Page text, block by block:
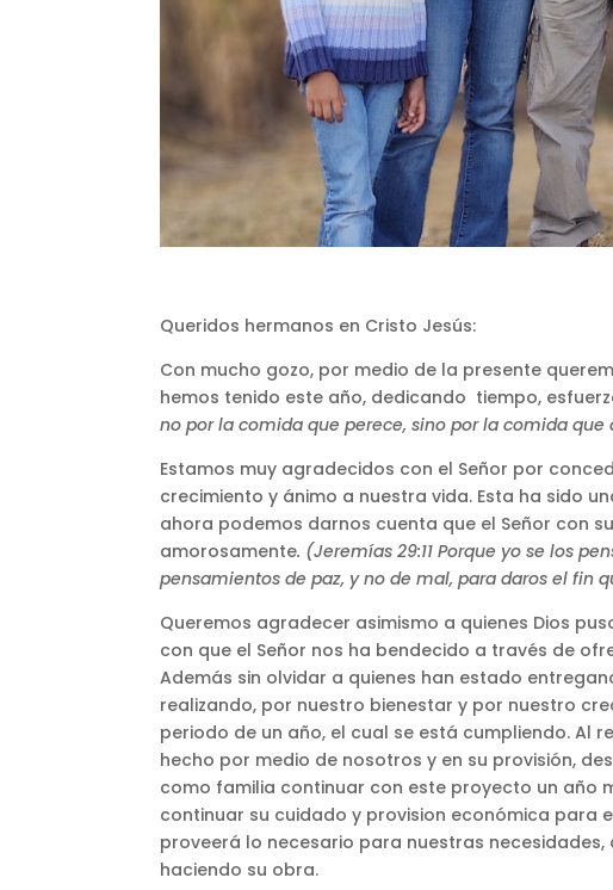
Queridos hermanos en Cristo Jesús:
Con mucho gozo, por medio de la presente
hemos tenido este año, dedicando tiempo,
no por la comida que perece, sino por la comida
Estamos muy agradecidos con el Señor por
crecimiento y ánimo a nuestra vida. Esta ha sido
ahora podemos darnos cuenta que el Señor con
amorosamente. (Jeremías 29:11 Porque yo se los
pensamientos de paz, y no de mal, para daros el fin
Queremos agradecer asimismo a quienes Dios
con que el Señor nos ha bendecido a través de
Además sin olvidar a quienes han estado
realizando, por nuestro bienestar y por nuestro
periodo de un año, el cual se está cumpliendo. Al
hecho por medio de nosotros y en su provisión,
como familia continuar con este proyecto un año
continuar su cuidado y provision económica para
proveerá lo necesario para nuestras
haciendo su obra.